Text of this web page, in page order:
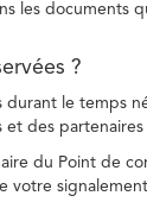
les documents
?
durant le temps
des
du Point de